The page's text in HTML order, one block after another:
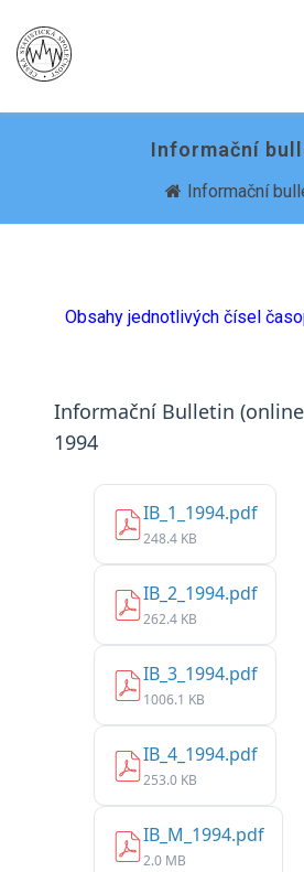
Informační
Informační
Obsahy jednotlivých čísel
Informační Bulletin
1994
IB_1_1994.pdf
248.4 KB
IB_2_1994.pdf
262.4 KB
IB_3_1994.pdf
1006.1 KB
IB_4_1994.pdf
253.0 KB
IB_M_1994.pdf
2.0 MB